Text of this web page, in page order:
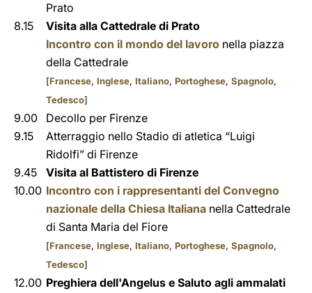
Prato
8.15
Visita alla Cattedrale di Prato
Incontro con il mondo del lavoro nella piazza
della Cattedrale
[Francese, Inglese, Italiano, Portoghese, Spagnolo,
Tedesco]
9.00
Decollo per Firenze
9.15
Atterraggio nello Stadio di atletica “Luigi
Ridolfi” di Firenze
9.45
Visita al Battistero di Firenze
10.00 Incontro con i rappresentanti del Convegno
nazionale della Chiesa Italiana nella Cattedrale
di Santa Maria del Fiore
[Francese, Inglese, Italiano, Portoghese, Spagnolo,
Tedesco]
12.00 Preghiera dell'Angelus e Saluto agli ammalati